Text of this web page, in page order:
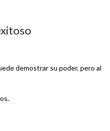
demostrar su poder, pero al